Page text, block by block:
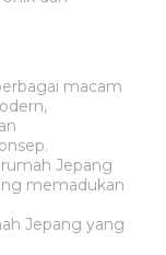
macam
Jepang
memadukan
Jepang yang